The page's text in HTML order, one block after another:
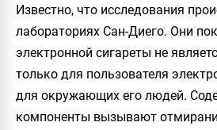
Известно, что исследования
лабораториях Сан-Диего. Они
электронной сигареты не
только для пользователя
для окружающих его людей.
компоненты вызывают